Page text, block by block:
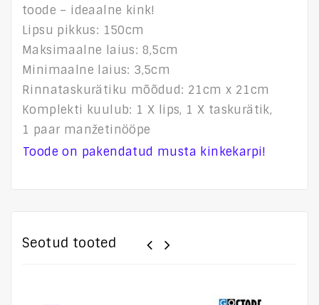
toode – ideaalne kink!
Lipsu pikkus: 150cm
Maksimaalne laius: 8,5cm
Minimaalne laius: 3,5cm
Rinnataskurätiku mõõdud: 21cm x 21cm
Komplekti kuulub: 1 X lips, 1 X taskurätik,
1 paar manžetinööpe
Toode on pakendatud musta kinkekarpi!
Seotud tooted